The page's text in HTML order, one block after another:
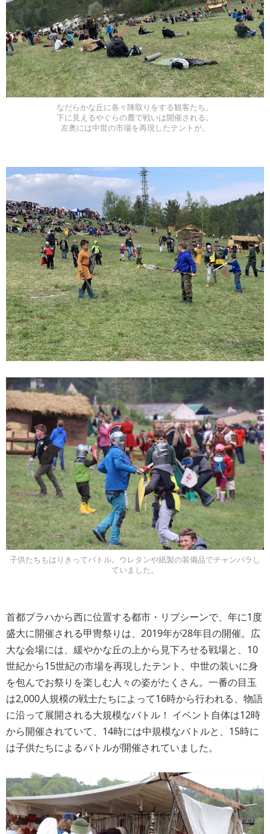
なだらかな丘に各々陣取りをする観客たち。
下に見えるやぐらの麓で戦いは開催される。
左奥には中世の市場を再現したテントが。
子供たちもはりきってバトル。ウレタンや紙製の装備品でチャンバラし
ていました。
首都プラハから西に位置する都市・リブシーンで、年に1度
盛大に開催される甲冑祭りは、2019年が28年目の開催。広
大な会場には、緩やかな丘の上から見下ろせる戦場と、10
世紀から15世紀の市場を再現したテント、中世の装いに身
を包んでお祭りを楽しむ人々の姿がたくさん。一番の目玉
は2,000人規模の戦士たちによって16時から行われる、物語
に沿って展開される大規模なバトル！ イベント自体は12時
から開催されていて、14時には中規模なバトルと、15時に
は子供たちによるバトルが開催されていました。